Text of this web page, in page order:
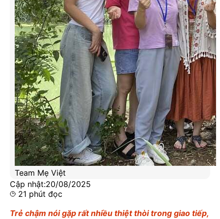
Team Mẹ Việt
Cập nhật:20/08/2025
21 phút đọc
Trẻ chậm nói gặp rất nhiều thiệt thòi trong giao tiếp,